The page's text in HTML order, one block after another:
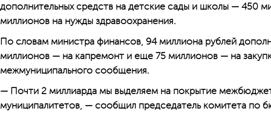
дополнительных средств на детские сады и школы — 450
миллионов на нужды здравоохранения.
По словам министра финансов, 94 миллиона рублей
миллионов — на капремонт и еще 75 миллионов — на
межмуниципального сообщения.
— Почти 2 миллиарда мы выделяем на покрытие
муниципалитетов, — сообщил председатель комитета по